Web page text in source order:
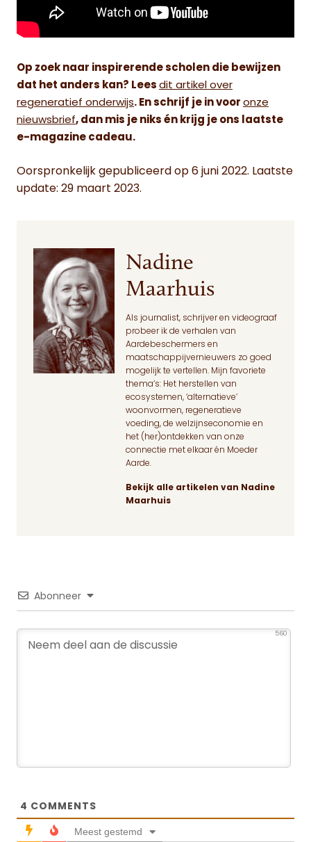
Op zoek naar inspirerende scholen die bewijzen
dat het anders kan? Lees dit artikel over
regeneratief onderwijs. En schrijf je in voor onze
nieuwsbrief, dan mis je niks én krijg je ons laatste
e-magazine cadeau.
Oorspronkelijk gepubliceerd op 6 juni 2022. Laatste
update: 29 maart 2023.
Nadine
Maarhuis
Als journalist, schrijver en videograaf
probeer ik de verhalen van
Aardebeschermers en
maatschappijvernieuwers zo goed
mogelijk te vertellen. Mijn favoriete
thema’s: Het herstellen van
ecosystemen, ‘alternatieve’
woonvormen, regeneratieve
voeding, de welzijnseconomie en
het (her)ontdekken van onze
connectie met elkaar én Moeder
Aarde.
Bekijk alle artikelen van Nadine
Maarhuis
Abonneer
560
4 COMMENTS
Meest gestemd